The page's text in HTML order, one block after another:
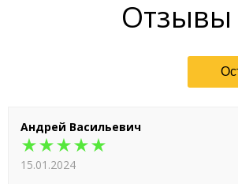
Отзывы
Андрей Васильевич
★★★★★
15.01.2024